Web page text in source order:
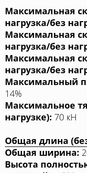
Максимальная
нагрузка/без
Максимальная
нагрузка/без
Максимальная
нагрузка/без
Максимальный
14%
Максимальное
нагрузке): 70 кН
Общая длина
Общая ширина:
Высота